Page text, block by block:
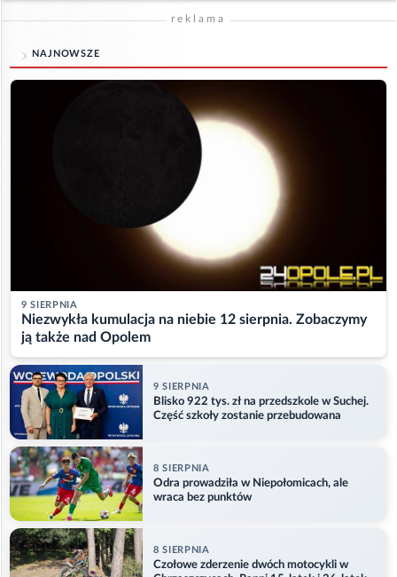
reklama
NAJNOWSZE
9 SIERPNIA
Niezwykła kumulacja na niebie 12 sierpnia. Zobaczymy
ją także nad Opolem
9 SIERPNIA
Blisko 922 tys. zł na przedszkole w Suchej.
Część szkoły zostanie przebudowana
8 SIERPNIA
Odra prowadziła w Niepołomicach, ale
wraca bez punktów
8 SIERPNIA
Czołowe zderzenie dwóch motocykli w